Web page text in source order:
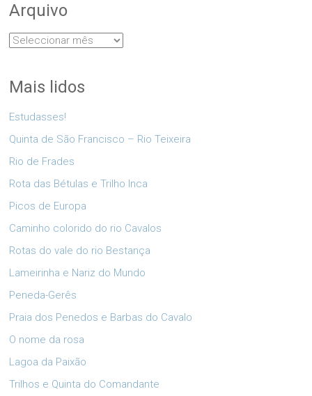
Arquivo
Arquivo
Mais lidos
Estudasses!
Quinta de São Francisco – Rio Teixeira
Rio de Frades
Rota das Bétulas e Trilho Inca
Picos de Europa
Caminho colorido do rio Cavalos
Rotas do vale do rio Bestança
Lameirinha e Nariz do Mundo
Peneda-Gerês
Praia dos Penedos e Barbas do Cavalo
O nome da rosa
Lagoa da Paixão
Trilhos e Quinta do Comandante